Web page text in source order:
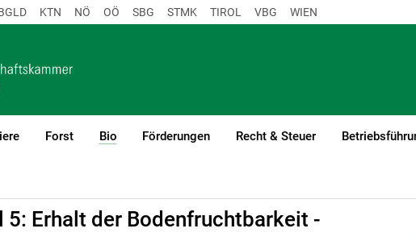
KTN NÖ OÖ SBG STMK TIROL VBG WIEN
Forst Bio
(current)1
Förderungen Recht & Steuer
Erhalt der Bodenfruchtbarkeit -